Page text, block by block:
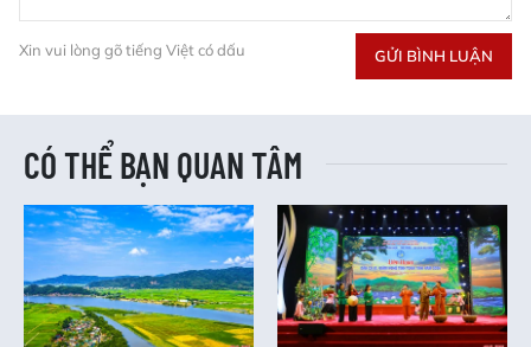
Xin vui lòng gõ tiếng Việt có dấu GỬI BÌNH LUẬN
CÓ THỂ BẠN QUAN TÂM